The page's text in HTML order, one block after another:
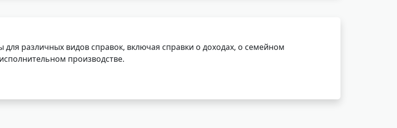
различных видов справок, включая справки о доходах, о семейном
производстве.